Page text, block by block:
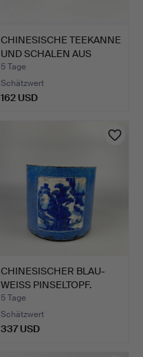
CHINESISCHE TEEKANNE
UND SCHALEN AUS
VERGO…
5 Tage
Schätzwert
162 USD
CHINESISCHER BLAU-
WEISS PINSELTOPF.
5 Tage
Schätzwert
337 USD